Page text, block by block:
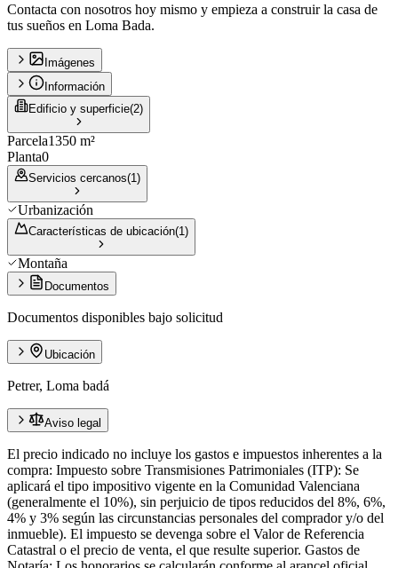
Contacta con nosotros hoy mismo y empieza a construir la casa de
tus sueños en Loma Bada.
Imágenes
Información
Edificio y superficie(2)
Parcela1350 m²
Planta0
Servicios cercanos(1 )
Urbanización
Características de ubicación(1 )
Montaña
Documentos
Documentos disponibles bajo solicitud
Ubicación
Petrer, Loma badá
Aviso legal
El precio indicado no incluye los gastos e impuestos inherentes a la
compra: Impuesto sobre Transmisiones Patrimoniales (ITP): Se
aplicará el tipo impositivo vigente en la Comunidad Valenciana
(generalmente el 10%), sin perjuicio de tipos reducidos del 8%, 6%,
4% y 3% según las circunstancias personales del comprador y/o del
inmueble). El impuesto se devenga sobre el Valor de Referencia
Catastral o el precio de venta, el que resulte superior. Gastos de